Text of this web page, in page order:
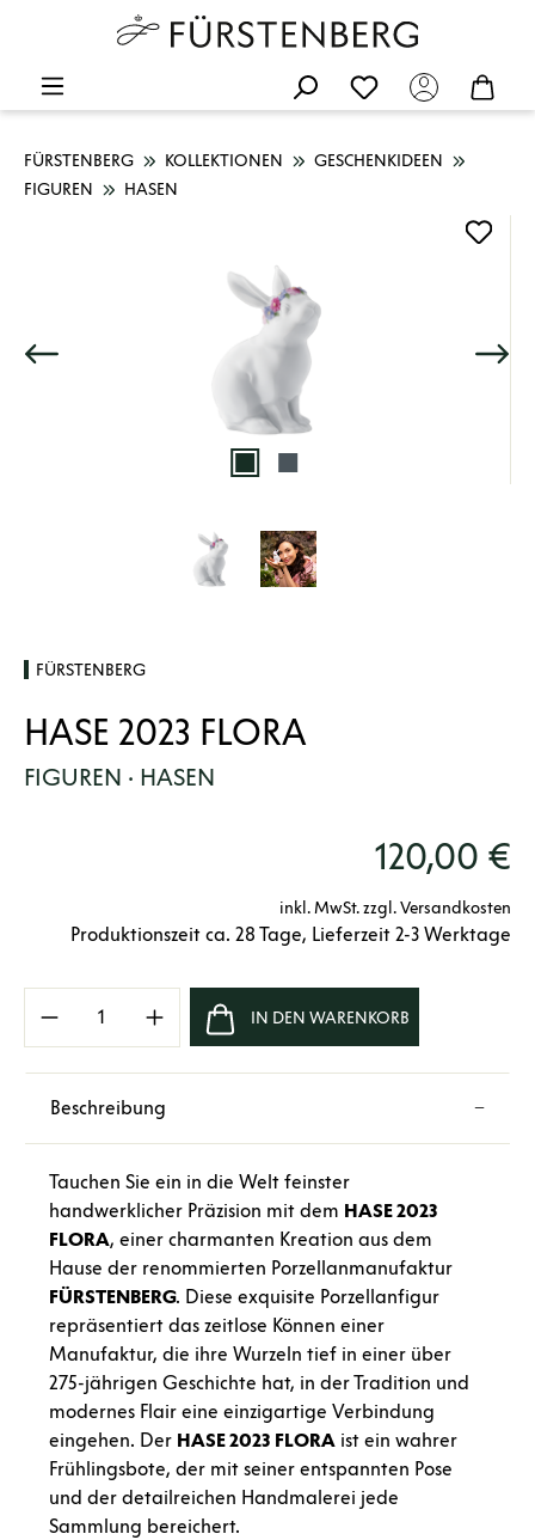
FÜRSTENBERG KOLLEKTIONEN
GESCHENKIDEEN
FIGUREN
HASEN
FÜRSTENBERG
HASE 2023 FLORA
FIGUREN · HASEN
120,00 €
inkl. MwSt. zzgl. Versandkosten
Produktionszeit ca. 28 Tage, Lieferzeit 2-3 Werktage
Produkt Anzahl: Gib den gewünschten
IN DEN WARENKORB
Beschreibung
Tauchen Sie ein in die Welt feinster
handwerklicher Präzision mit dem HASE 2023
FLORA, einer charmanten Kreation aus dem
Hause der renommierten Porzellanmanufaktur
FÜRSTENBERG. Diese exquisite Porzellanfigur
repräsentiert das zeitlose Können einer
Manufaktur, die ihre Wurzeln tief in einer über
275-jährigen Geschichte hat, in der Tradition und
modernes Flair eine einzigartige Verbindung
eingehen. Der HASE 2023 FLORA ist ein wahrer
Frühlingsbote, der mit seiner entspannten Pose
und der detailreichen Handmalerei jede
Sammlung bereichert.